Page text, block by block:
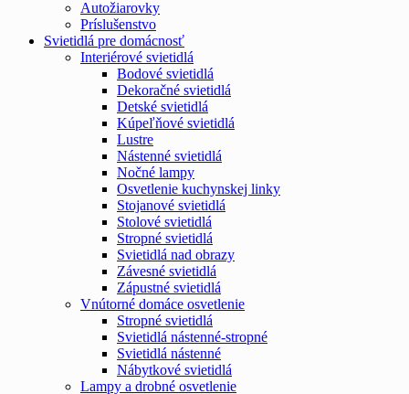
Autožiarovky
Príslušenstvo
Svietidlá pre domácnosť
Interiérové svietidlá
Bodové svietidlá
Dekoračné svietidlá
Detské svietidlá
Kúpeľňové svietidlá
Lustre
Nástenné svietidlá
Nočné lampy
Osvetlenie kuchynskej linky
Stojanové svietidlá
Stolové svietidlá
Stropné svietidlá
Svietidlá nad obrazy
Závesné svietidlá
Zápustné svietidlá
Vnútorné domáce osvetlenie
Stropné svietidlá
Svietidlá nástenné-stropné
Svietidlá nástenné
Nábytkové svietidlá
Lampy a drobné osvetlenie